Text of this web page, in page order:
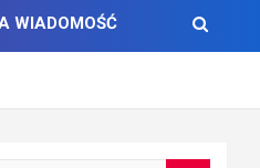
WIADOMOŚĆ